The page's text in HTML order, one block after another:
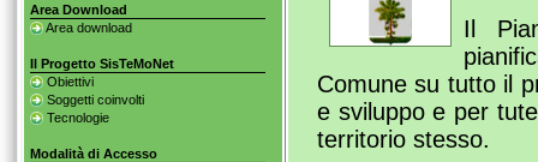
Area Download
Area download
Il Progetto SisTeMoNet
Obiettivi
Soggetti coinvolti
Tecnologie
Modalità di Accesso
Il
Comune su tutto il
e sviluppo e per
territorio stesso.